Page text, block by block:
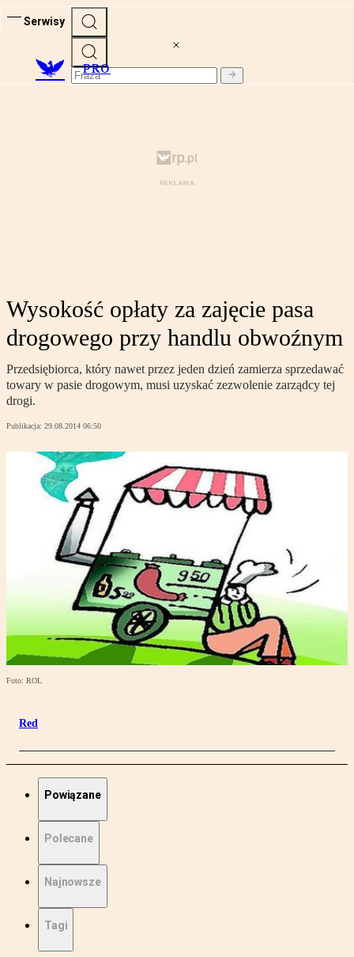
Serwisy
PRO
Wysokość opłaty za zajęcie pasa
drogowego przy handlu obwoźnym
Przedsiębiorca, który nawet przez jeden dzień zamierza sprzedawać
towary w pasie drogowym, musi uzyskać zezwolenie zarządcy tej
drogi.
Publikacja: 29.08.2014 06:50
Foto: ROL
Red
Powiązane
Polecane
Najnowsze
Tagi